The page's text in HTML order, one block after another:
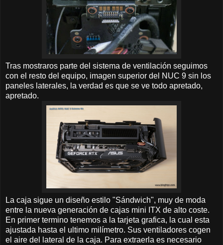
Tras mostraros parte del sistema de ventilación seguimos
con el resto del equipo, imagen superior del NUC 9 sin los
paneles laterales, la verdad es que se ve todo apretado,
apretado.
La caja sigue un diseño estilo "Sándwich", muy de moda
entre la nueva generación de cajas mini ITX de alto coste.
En primer termino tenemos a la tarjeta grafica, la cual esta
ajustada hasta el ultimo milímetro. Sus ventiladores cogen
el aire del lateral de la caja. Para extraerla es necesario